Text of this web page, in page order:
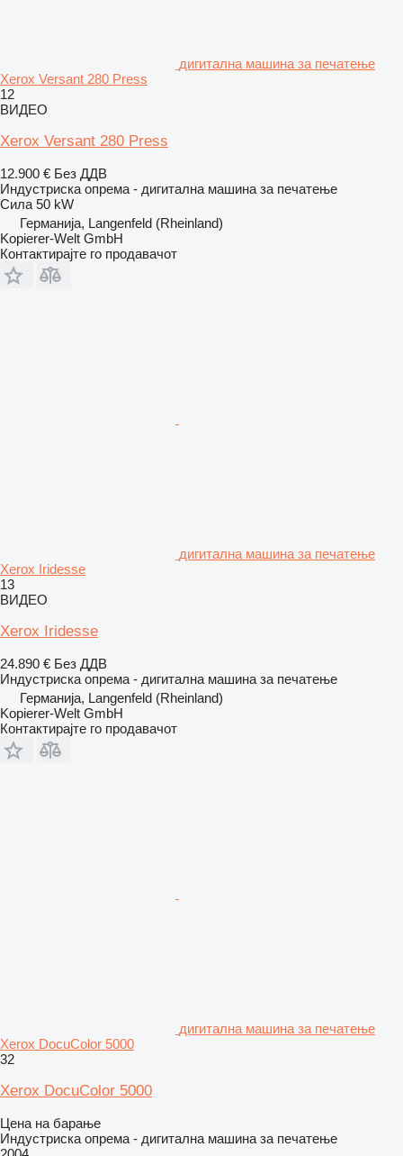
дигитална машина за печатење
Xerox Versant 280 Press
12
ВИДЕО
Xerox Versant 280 Press
12.900 € Без ДДВ
Индустриска опрема - дигитална машина за печатење
Сила 50 kW
Германија, Langenfeld (Rheinland)
Kopierer-Welt GmbH
Контактирајте го продавачот
дигитална машина за печатење
Xerox Iridesse
13
ВИДЕО
Xerox Iridesse
24.890 € Без ДДВ
Индустриска опрема - дигитална машина за печатење
Германија, Langenfeld (Rheinland)
Kopierer-Welt GmbH
Контактирајте го продавачот
дигитална машина за печатење
Xerox DocuColor 5000
32
Xerox DocuColor 5000
Цена на барање
Индустриска опрема - дигитална машина за печатење